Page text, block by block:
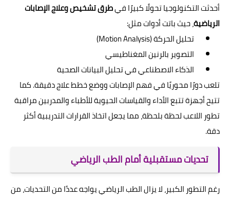
أحدثت التكنولوجيا تحولًا كبيرًا فيطرق تشخيص وعلاج الإصابات
الرياضية، حيث باتت أدوات مثل:
تحليل الحركة (Motion Analysis)
التصوير بالرنين المغناطيسي
الذكاء الاصطناعي في تحليل البيانات الصحية
تلعب دورًا محوريًا في فهم الإصابات ووضع خطط علاج دقيقة. كما
تتيح أجهزة تتبع الأداء والقياسات الحيوية للأطباء والمدربين مراقبة
تطور اللاعب لحظة بلحظة، مما يجعل اتخاذ القرارات التدريبية أكثر
دقة.
تحديات مستقبلية أمام الطب الرياضي
رغم التطور الكبير، لا يزال الطب الرياضي يواجه عددًا من التحديات، من